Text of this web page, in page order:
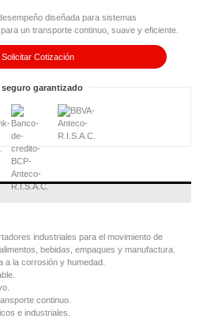
diseñada para sistemas
un transporte continuo, suave y eficiente.
Solicitar Cotización
seguro garantizado
industriales para el movimiento de
bebidas, empaques y manufactura.
a la corrosión y humedad.
continuo.
e industriales.